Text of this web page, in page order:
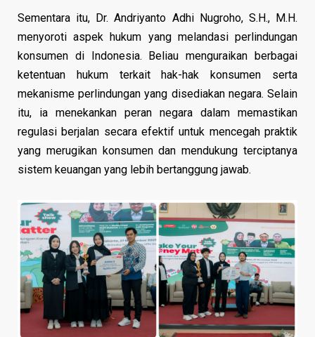
Sementara itu, Dr. Andriyanto Adhi Nugroho, S.H., M.H.
menyoroti aspek hukum yang melandasi perlindungan
konsumen di Indonesia. Beliau menguraikan berbagai
ketentuan hukum terkait hak-hak konsumen serta
mekanisme perlindungan yang disediakan negara. Selain
itu, ia menekankan peran negara dalam memastikan
regulasi berjalan secara efektif untuk mencegah praktik
yang merugikan konsumen dan mendukung terciptanya
sistem keuangan yang lebih bertanggung jawab.